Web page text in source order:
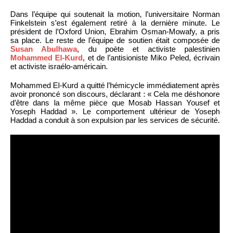
Dans l’équipe qui soutenait la motion, l’universitaire Norman
Finkelstein s’est également retiré à la dernière minute. Le
président de l’Oxford Union, Ebrahim Osman-Mowafy, a pris
sa place. Le reste de l’équipe de soutien était composée de
Susan Abulhawa, du poète et activiste palestinien
Mohammed El-Kurd, et de l’antisioniste Miko Peled, écrivain
et activiste israélo-américain.
Mohammed El-Kurd a quitté l’hémicycle immédiatement après
avoir prononcé son discours, déclarant : « Cela me déshonore
d’être dans la même pièce que Mosab Hassan Yousef et
Yoseph Haddad ». Le comportement ultérieur de Yoseph
Haddad a conduit à son expulsion par les services de sécurité.